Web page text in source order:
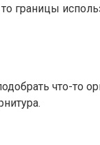
границы
что-то